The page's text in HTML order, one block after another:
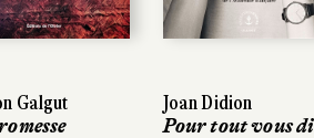
Joan Didion
Pour tout vous dire
Joan Didion
Pour tout vous dire